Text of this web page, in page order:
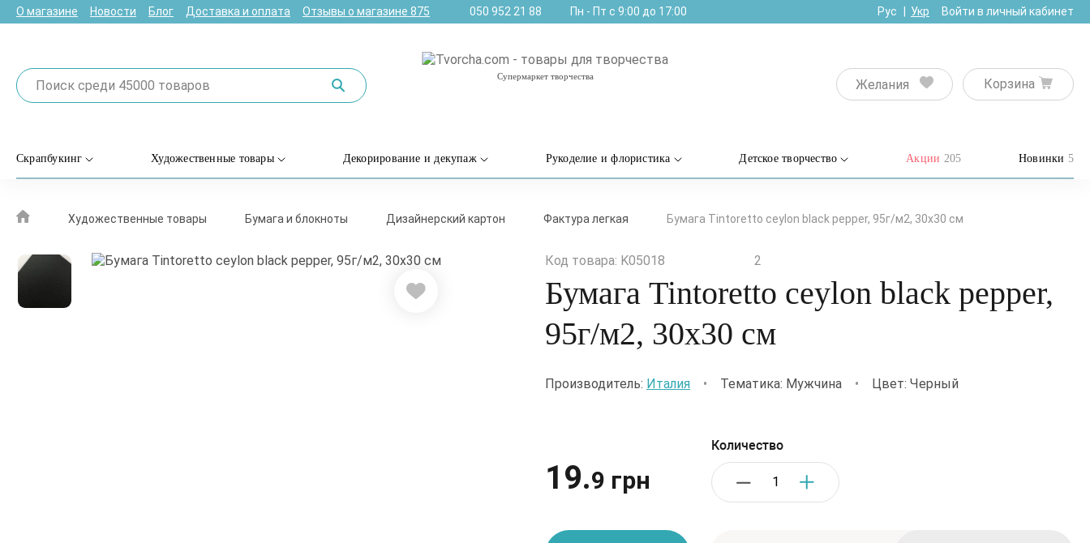
О магазине Новости Блог Доставка и оплата Отзывы о магазине 875 050 952 21 88 Пн - Пт с 9:00 до 17:00 Рус Укр Войти в личный кабинет
Супермаркет творчества
Желания Корзина
Скрапбукинг Художественные товары Декорирование и декупаж Рукоделие и флористика Детское творчество Акции 205 Новинки 5
Художественные товары Бумага и блокноты Дизайнерский картон Фактура легкая Бумага Tintoretto ceylon black pepper, 95г/м2, 30х30 см
Код товара: K05018 2
Бумага Tintoretto ceylon black pepper,
95г/м2, 30х30 см
Производитель: Италия • Тематика: Мужчина • Цвет: Черный
19.9 грн
Количество